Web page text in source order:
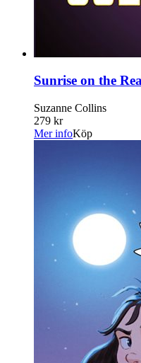
Sunrise on the
Suzanne Collins
279 kr
Mer infoKöp